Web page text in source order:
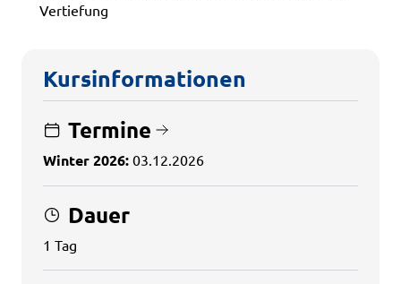
Vertiefung
Kursinformationen
Termine
Winter 2026: 03.12.2026
Dauer
1 Tag